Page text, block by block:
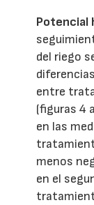
Potencial
del riego
entre
(figuras 4
en las
menos
en el